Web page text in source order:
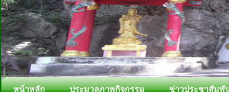
หน้าหลัก ประมวลภาพกิจกรรม ข่าวประชาสัมพั